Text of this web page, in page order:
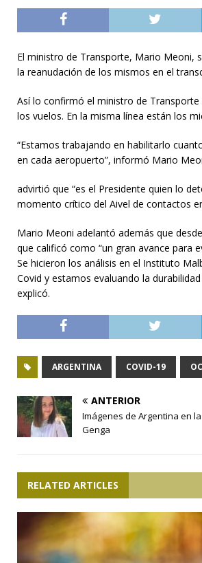
El ministro de Transporte, Mario Meoni,
la reanudación de los mismos en el
Así lo confirmó el ministro de
los vuelos. En la misma línea están los
“Estamos trabajando en habilitarlo
en cada aeropuerto”, informó Mario
advirtió que “es el Presidente quien lo
momento crítico del Aivel de contactos
Mario Meoni adelantó además que
que calificó como “un gran avance para
Se hicieron los análisis en el Instituto
Covid y estamos evaluando la
explicó.
ARGENTINA COVID-19
ANTERIOR
Imágenes de Argentina en
Genga
RELATED ARTICLES